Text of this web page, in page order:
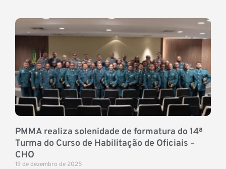
PMMA realiza solenidade de formatura do 14ª
Turma do Curso de Habilitação de Oficiais –
CHO
19 de dezembro de 2025